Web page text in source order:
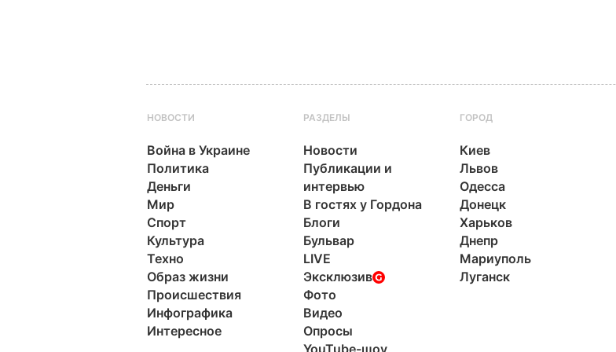
НОВОСТИ
Война в Украине
Политика
Деньги
Мир
Спорт
Культура
Техно
Образ жизни
Происшествия
Инфографика
Интересное
РАЗДЕЛЫ
Новости
Публикации и
интервью
В гостях у Гордона
Блоги
Бульвар
LIVE
Эксклюзив
Фото
Видео
Опросы
YouTube-шоу
ГОРОД
Киев
Львов
Одесса
Донецк
Харьков
Днепр
Мариуполь
Луганск